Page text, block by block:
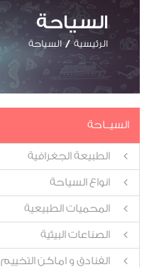
السياحة
الرئيسية السياحة
السيــاحة
الطبيعة الجغرافية
انواع السياحة
المحميات الطبيعية
الصناعات البيئية
الفنادق و اماكن التخييم